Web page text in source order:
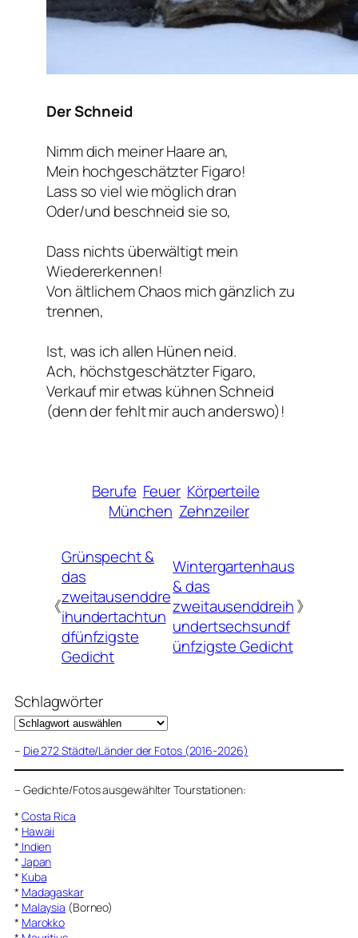
Der Schneid
Nimm dich meiner Haare an,
Mein hochgeschätzter Figaro!
Lass so viel wie möglich dran
Oder/und beschneid sie so,
Dass nichts überwältigt mein
Wiedererkennen!
Von ältlichem Chaos mich gänzlich zu
trennen,
Ist, was ich allen Hünen neid.
Ach, höchstgeschätzter Figaro,
Verkauf mir etwas kühnen Schneid
(denn der fehlt mir auch anderswo)!
Berufe Feuer Körperteile
München Zehnzeiler
《
Grünspecht &
das
zweitausenddre
ihundertachtun
dfünfzigste
Gedicht
Wintergartenhaus
& das
zweitausenddreih
undertsechsundf
ünfzigste Gedicht
》
Schlagwörter
– Die 272 Städte/Länder der Fotos (2016-2026)
– Gedichte/Fotos ausgewählter Tourstationen:
* Costa Rica
* Hawaii
* Indien
* Japan
* Kuba
* Madagaskar
* Malaysia (Borneo)
* Marokko